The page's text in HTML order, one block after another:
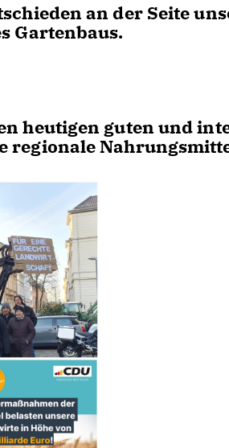
an der Seite
Gartenbaus.
heutigen guten und
regionale